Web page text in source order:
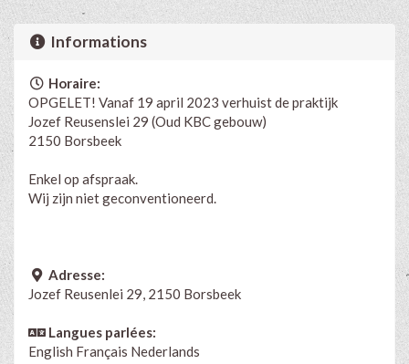
Informations
Horaire:
OPGELET! Vanaf 19 april 2023 verhuist de praktijk
Jozef Reusenslei 29 (Oud KBC gebouw)
2150 Borsbeek
Enkel op afspraak.
Wij zijn niet geconventioneerd.
Adresse:
Jozef Reusenlei 29, 2150 Borsbeek
Langues parlées:
English Français Nederlands